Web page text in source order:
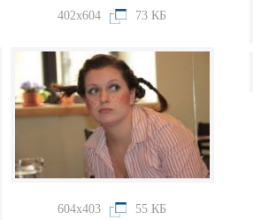
402x604 73 КБ
604x403 55 КБ